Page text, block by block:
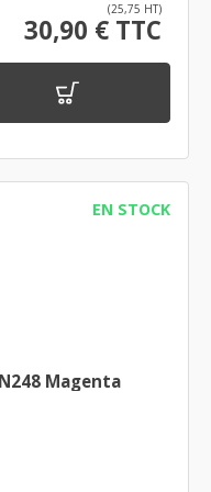
(25,75 HT)
30,90 € TTC
EN STOCK
Magenta